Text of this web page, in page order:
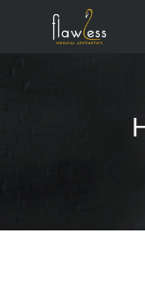
Μετάβαση